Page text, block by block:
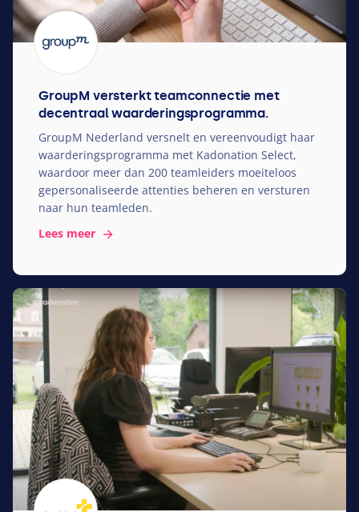
GroupM versterkt teamconnectie met
decentraal waarderingsprogramma.
GroupM Nederland versnelt en vereenvoudigt haar
waarderingsprogramma met Kadonation Select,
waardoor meer dan 200 teamleiders moeiteloos
gepersonaliseerde attenties beheren en versturen
naar hun teamleden.
Lees meer